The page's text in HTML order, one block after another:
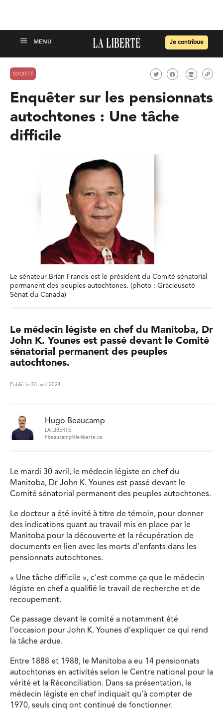
Je contribue
SOCIÉTÉ
Enquêter sur les pensionnats
autochtones : Une tâche
difficile
Le sénateur Brian Francis est le président du Comité sénatorial
permanent des peuples autochtones. (photo : Gracieuseté
Sénat du Canada)
Le médecin légiste en chef du Manitoba, Dr
John K. Younes est passé devant le Comité
sénatorial permanent des peuples
autochtones.
Publié le 30 avril 2024
Hugo Beaucamp
LA LIBERTÉ
hbeaucamp@la-liberte.ca
Le mardi 30 avril, le médecin légiste en chef du
Manitoba, Dr John K. Younes est passé devant le
Comité sénatorial permanent des peuples autochtones.
Le docteur a été invité à titre de témoin, pour donner
des indications quant au travail mis en place par le
Manitoba pour la découverte et la récupération de
documents en lien avec les morts d’enfants dans les
pensionnats autochtones.
« Une tâche difficile », c’est comme ça que le médecin
légiste en chef a qualifié le travail de recherche et de
recoupement.
Ce passage devant le comité a notamment été
l’occasion pour John K. Younes d’expliquer ce qui rend
la tâche ardue.
Entre 1888 et 1988, le Manitoba a eu 14 pensionnats
autochtones en activités selon le Centre national pour la
vérité et la Réconciliation. Dans sa présentation, le
médecin légiste en chef indiquait qu’à compter de
1970, seuls cinq ont continué de fonctionner.